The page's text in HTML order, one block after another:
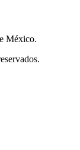
México.